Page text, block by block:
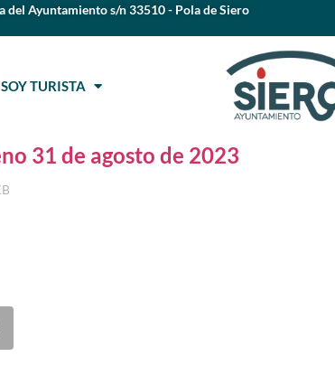
del Ayuntamiento s/n 33510 - Pola de Siero
SOY TURISTA
31 de agosto de 2023